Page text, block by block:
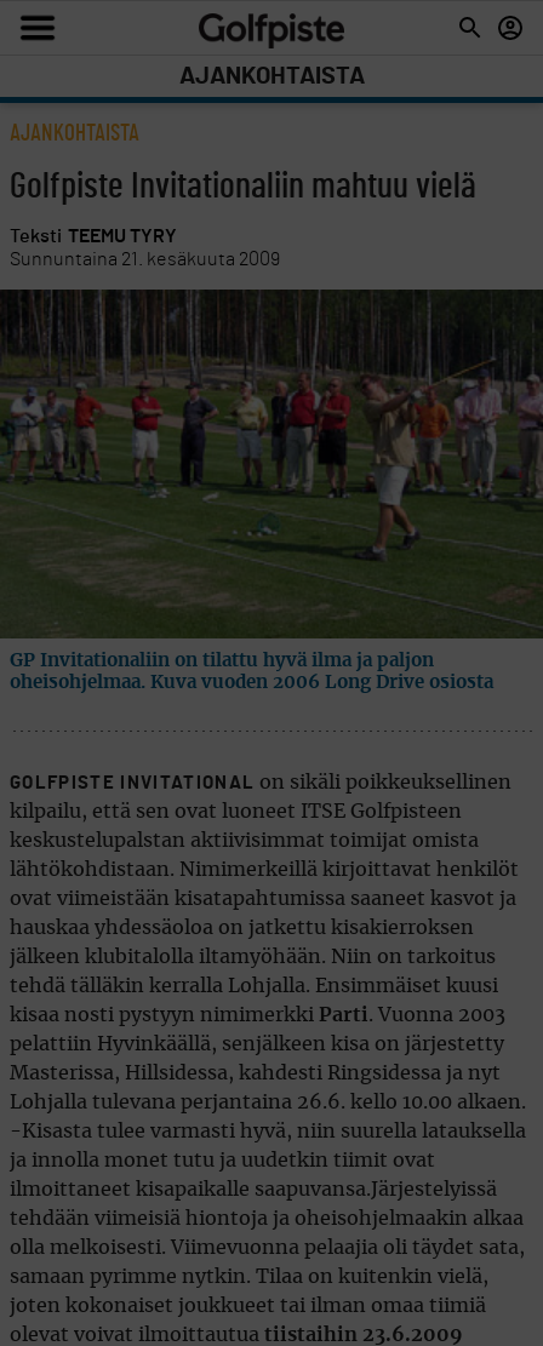
AJANKOHTAISTA
AJANKOHTAISTA
Golfpiste Invitationaliin mahtuu vielä
Teksti TEEMU TYRY
Sunnuntaina 21. kesäkuuta 2009
GP Invitationaliin on tilattu hyvä ilma ja paljon
oheisohjelmaa. Kuva vuoden 2006 Long Drive osiosta
GOLFPISTE INVITATIONAL on sikäli poikkeuksellinen
kilpailu, että sen ovat luoneet ITSE Golfpisteen
keskustelupalstan aktiivisimmat toimijat omista
lähtökohdistaan. Nimimerkeillä kirjoittavat henkilöt
ovat viimeistään kisatapahtumissa saaneet kasvot ja
hauskaa yhdessäoloa on jatkettu kisakierroksen
jälkeen klubitalolla iltamyöhään. Niin on tarkoitus
tehdä tälläkin kerralla Lohjalla. Ensimmäiset kuusi
kisaa nosti pystyyn nimimerkki Parti. Vuonna 2003
pelattiin Hyvinkäällä, senjälkeen kisa on järjestetty
Masterissa, Hillsidessa, kahdesti Ringsidessa ja nyt
Lohjalla tulevana perjantaina 26.6. kello 10.00 alkaen.
-Kisasta tulee varmasti hyvä, niin suurella latauksella
ja innolla monet tutu ja uudetkin tiimit ovat
ilmoittaneet kisapaikalle saapuvansa.Järjestelyissä
tehdään viimeisiä hiontoja ja oheisohjelmaakin alkaa
olla melkoisesti. Viimevuonna pelaajia oli täydet sata,
samaan pyrimme nytkin. Tilaa on kuitenkin vielä,
joten kokonaiset joukkueet tai ilman omaa tiimiä
olevat voivat ilmoittautua tiistaihin 23.6.2009